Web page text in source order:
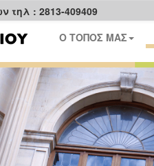
τηλ : 2813-409409
Ο ΤΟΠΟΣ ΜΑΣ